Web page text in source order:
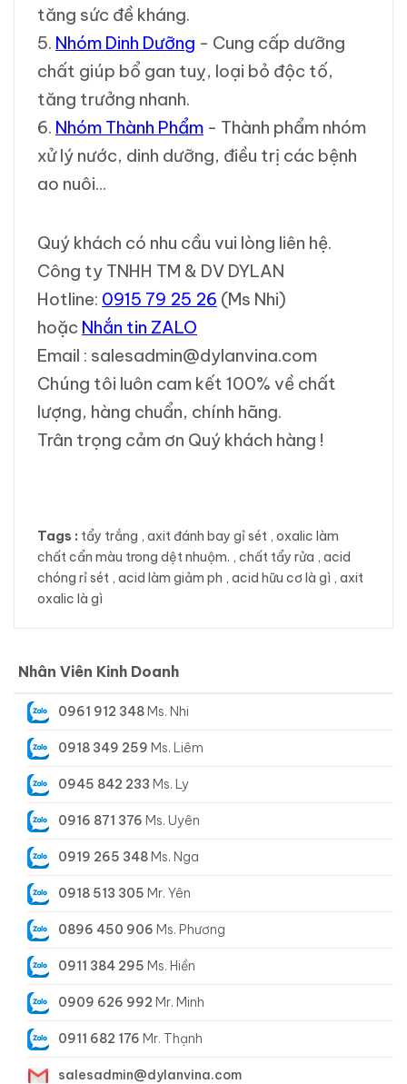
tăng sức đề kháng.
5. Nhóm Dinh Dưỡng - Cung cấp dưỡng
chất giúp bổ gan tuỵ, loại bỏ độc tố,
tăng trưởng nhanh.
6. Nhóm Thành Phẩm - Thành phẩm nhóm
xử lý nước, dinh dưỡng, điều trị các bệnh
ao nuôi...
Quý khách có nhu cầu vui lòng liên hệ.
Công ty TNHH TM & DV DYLAN
Hotline: 0915 79 25 26 (Ms Nhi)
hoặc Nhắn tin ZALO
Email : salesadmin@dylanvina.com
Chúng tôi luôn cam kết 100% về chất
lượng, hàng chuẩn, chính hãng.
Trân trọng cảm ơn Quý khách hàng !
Tags : tẩy trắng , axit đánh bay gỉ sét , oxalic làm
chất cẩn màu trong dệt nhuộm. , chất tẩy rửa , acid
chóng rỉ sét , acid làm giảm ph , acid hữu cơ là gì , axit
oxalic là gì
Nhân Viên Kinh Doanh
0961 912 348 Ms. Nhi
0918 349 259 Ms. Liêm
0945 842 233 Ms. Ly
0916 871 376 Ms. Uyên
0919 265 348 Ms. Nga
0918 513 305 Mr. Yên
0896 450 906 Ms. Phương
0911 384 295 Ms. Hiền
0909 626 992 Mr. Minh
0911 682 176 Mr. Thạnh
salesadmin@dylanvina.com